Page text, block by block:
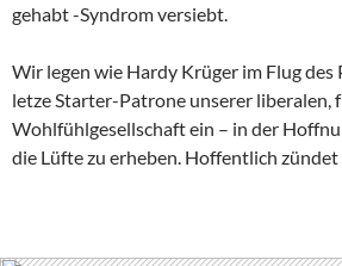
gehabt -Syndrom versiebt.
Wir legen wie Hardy Krüger im Flug des
letze Starter-Patrone unserer liberalen,
Wohlfühlgesellschaft ein – in der
die Lüfte zu erheben. Hoffentlich zündet